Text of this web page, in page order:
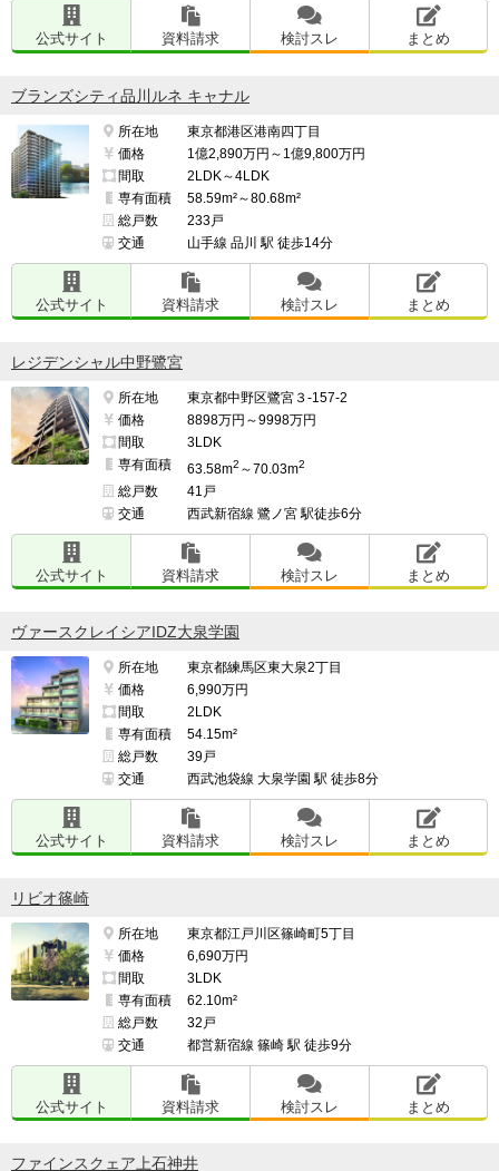
公式サイト 資料請求 検討スレ まとめ
ブランズシティ品川ルネ キャナル
所在地
東京都港区港南四丁目
価格
1億2,890万円～1億9,800万円
間取
2LDK～4LDK
専有面積
58.59m²～80.68m²
総戸数
233戸
交通
山手線 品川 駅 徒歩14分
公式サイト 資料請求 検討スレ まとめ
レジデンシャル中野鷺宮
所在地
東京都中野区鷺宮３-157-2
価格
8898万円～9998万円
間取
3LDK
専有面積
63.58m2 ～70.03m2
総戸数
41戸
交通
西武新宿線 鷺ノ宮 駅徒歩6分
公式サイト 資料請求 検討スレ まとめ
ヴァースクレイシアIDZ大泉学園
所在地
東京都練馬区東大泉2丁目
価格
6,990万円
間取
2LDK
専有面積
54.15m²
総戸数
39戸
交通
西武池袋線 大泉学園 駅 徒歩8分
公式サイト 資料請求 検討スレ まとめ
リビオ篠崎
所在地
東京都江戸川区篠崎町5丁目
価格
6,690万円
間取
3LDK
専有面積
62.10m²
総戸数
32戸
交通
都営新宿線 篠崎 駅 徒歩9分
公式サイト 資料請求 検討スレ まとめ
ファインスクェア上石神井